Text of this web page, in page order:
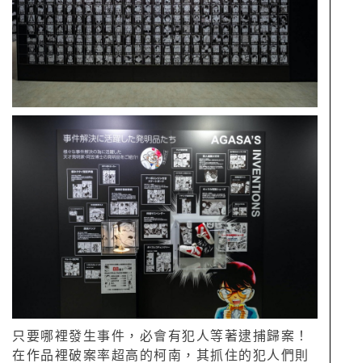
只要哪裡發生事件，必會有犯人等著逮捕歸案！
在作品裡破案率超高的柯南，其抓住的犯人們則